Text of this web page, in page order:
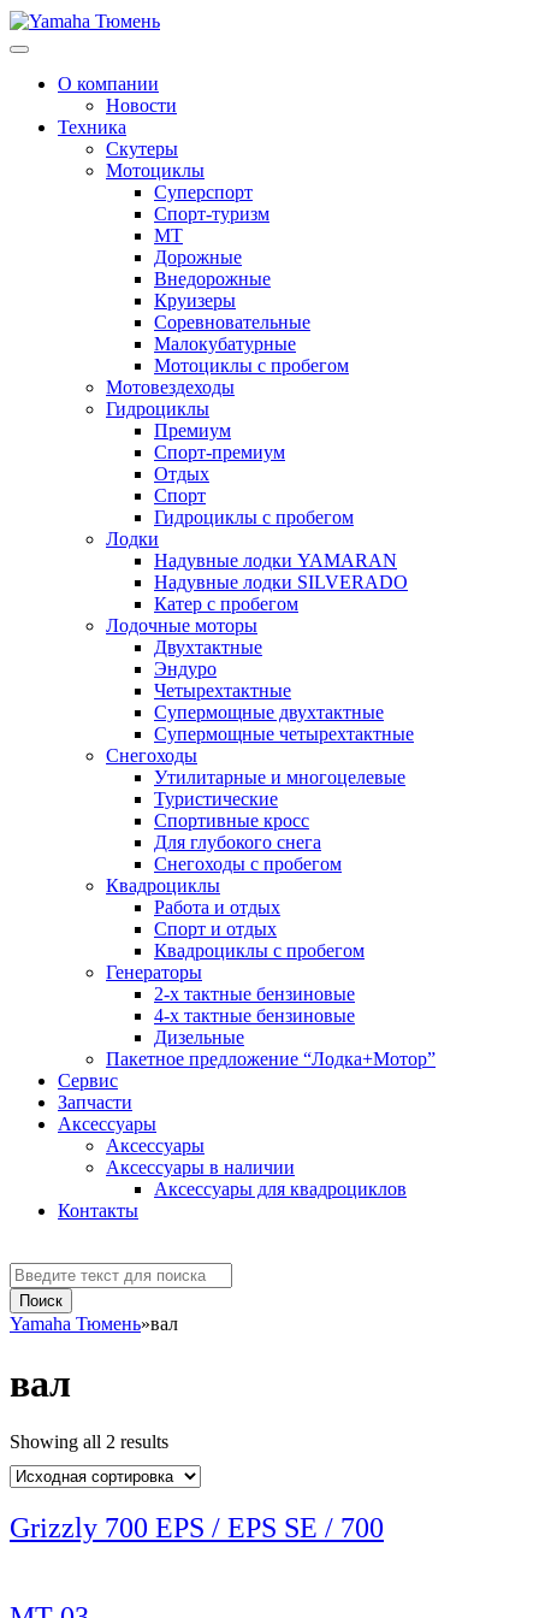
Toggle
navigationО компании
Новости
Техника
Скутеры
Мотоциклы
Суперспoрт
Спорт-туризм
MT
Дорожные
Внедорожные
Круизеры
Соревновательные
Малокубатурные
Мотоциклы с пробегом
Мотовездеходы
Гидроциклы
Премиум
Спорт-премиум
Отдых
Спорт
Гидроциклы с пробегом
Лодки
Надувные лодки YAMARAN
Надувные лодки SILVERADO
Катер с пробегом
Лодочные моторы
Двухтактные
Эндуро
Четырехтактные
Супермощные двухтактные
Супермощные четырехтактные
Снегоходы
Утилитарные и многоцелевые
Туристические
Спортивные кросс
Для глубокого снега
Снегоходы с пробегом
Квадроциклы
Работа и отдых
Спорт и отдых
Квадроциклы с пробегом
Генераторы
2-х тактные бензиновые
4-х тактные бензиновые
Дизельные
Пакетное предложение “Лодка+Мотор”
Сервис
Запчасти
Аксессуaры
Аксессуары
Аксессуары в наличии
Аксессуары для квадроциклов
Контакты
Yamaha Тюмень»вал
вал
Showing all 2 results
Grizzly 700 EPS / EPS SE / 700